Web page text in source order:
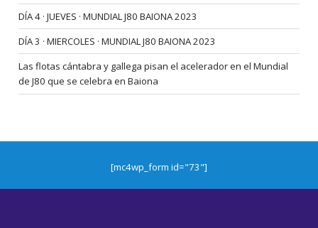
DÍA 4 · JUEVES · MUNDIAL J80 BAIONA 2023
DÍA 3 · MIERCOLES · MUNDIAL J80 BAIONA 2023
Las flotas cántabra y gallega pisan el acelerador en el Mundial
de J80 que se celebra en Baiona
[mc4wp_form id="73"]